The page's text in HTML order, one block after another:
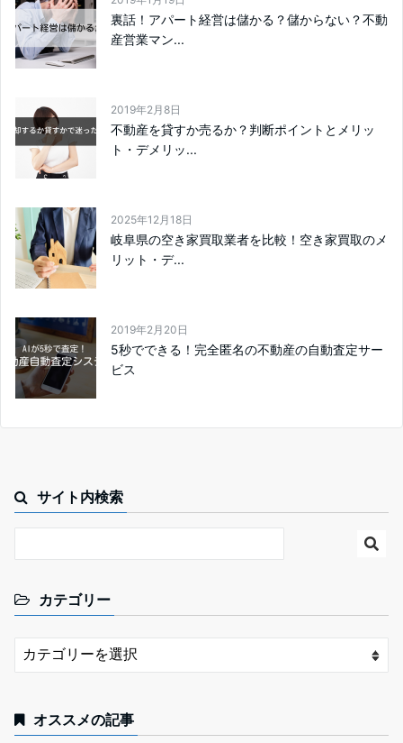
裏話！アパート経営は儲かる？儲からない？不動
産営業マン...
2019年2月8日
不動産を貸すか売るか？判断ポイントとメリッ
ト・デメリッ...
2025年12月18日
岐阜県の空き家買取業者を比較！空き家買取のメ
リット・デ...
2019年2月20日
5秒でできる！完全匿名の不動産の自動査定サー
ビス
サイト内検索
カテゴリー
オススメの記事